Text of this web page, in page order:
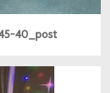
40_post